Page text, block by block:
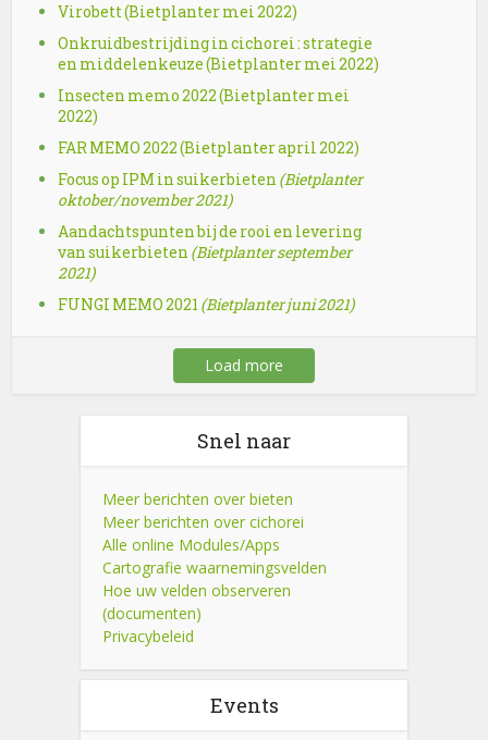
Virobett (Bietplanter mei 2022)
Onkruidbestrijding in cichorei : strategie
en middelenkeuze (Bietplanter mei 2022)
Insecten memo 2022 (Bietplanter mei
2022)
FAR MEMO 2022 (Bietplanter april 2022)
Focus op IPM in suikerbieten (Bietplanter
oktober/november 2021)
Aandachtspunten bij de rooi en levering
van suikerbieten (Bietplanter september
2021)
FUNGI MEMO 2021 (Bietplanter juni 2021)
Load more
Snel naar
Meer berichten over bieten
Meer berichten over cichorei
Alle online Modules/Apps
Cartografie waarnemingsvelden
Hoe uw velden observeren
(documenten)
Privacybeleid
Events